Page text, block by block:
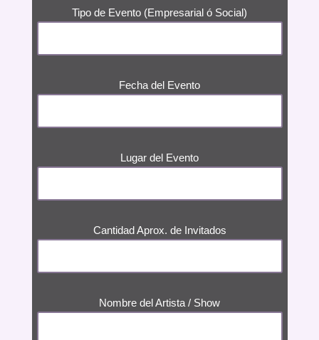
Tipo de Evento (Empresarial ó Social)
Fecha del Evento
Lugar del Evento
Cantidad Aprox. de Invitados
Nombre del Artista / Show